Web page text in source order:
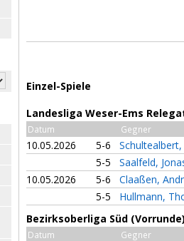
Einzel-Spiele
Landesliga Weser-Ems
Datum Gegner
10.05.2026 5-6
5-5
Saalfeld,
10.05.2026
5-6
Claaßen,
5-5
Hullmann,
Bezirksoberliga Süd
Datum Gegner